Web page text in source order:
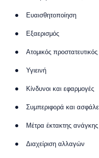
Ευαισθητοποίηση
Εξαερισμός
Ατομικός
Υγιεινή
Κίνδυνοι και εφαρμογές
Συμπεριφορά και
Μέτρα έκτακτης ανάγκης
Διαχείριση αλλαγών